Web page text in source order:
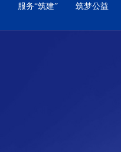
服务“筑建” 筑梦公益